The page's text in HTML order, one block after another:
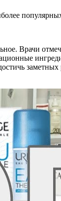
Врачи
заметных